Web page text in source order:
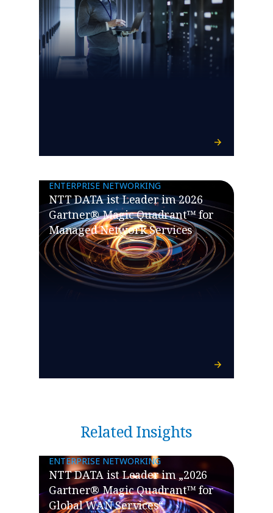
ENTERPRISE NETWORKING
NTT DATA ist Leader im 2026
Gartner® Magic Quadrant™ for
Managed Network Services
Related Insights
ENTERPRISE NETWORKING
NTT DATA ist Leader im „2026
Gartner® Magic Quadrant™ for
Global WAN Services“